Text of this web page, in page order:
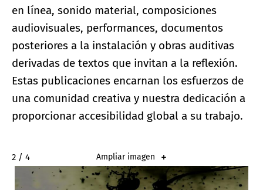
en línea, sonido material, composiciones
audiovisuales, performances, documentos
posteriores a la instalación y obras auditivas
derivadas de textos que invitan a la reflexión.
Estas publicaciones encarnan los esfuerzos de
una comunidad creativa y nuestra dedicación a
proporcionar accesibilidad global a su trabajo.
2 / 4 Ampliar imagen